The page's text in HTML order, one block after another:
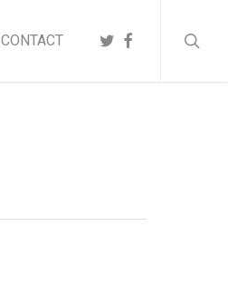
CONTACT TWITTER
FACEBOOK